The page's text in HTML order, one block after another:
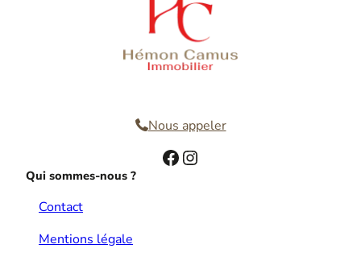
Nous appeler
Facebook Instagram
Qui sommes-nous ?
Contact
Mentions légale